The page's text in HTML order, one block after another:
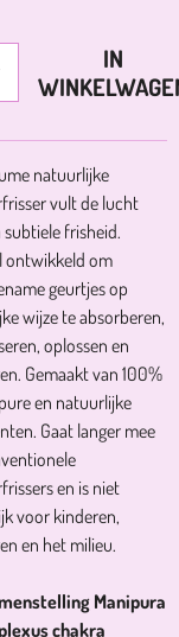
IN
natuurlijke
vult de lucht
subtiele frisheid.
ontwikkeld om
geurtjes op
wijze te absorberen,
oplossen en
Gemaakt van 100%
en natuurlijke
Gaat langer mee
en is niet
voor kinderen,
en het milieu.
Manipura
chakra